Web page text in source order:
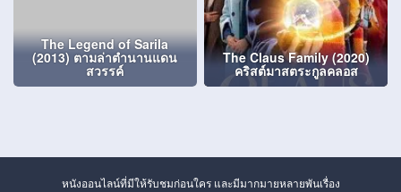
The Legend of Sarila
(2013) ตามล่าตำนานแดน
สวรรค์
The Claus Family (2020)
คริสต์มาสตระกูลคลอส
หนังออนไลน์ที่มีให้รับชมก่อนใคร และมีมากมายหลายพันเรื่อง